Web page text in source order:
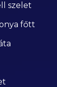
szelet
főtt